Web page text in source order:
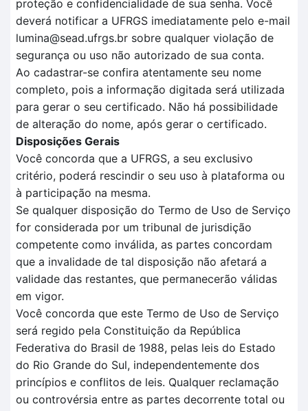
proteção e confidencialidade de sua senha. Você
deverá notificar a UFRGS imediatamente pelo e-mail
lumina@sead.ufrgs.br sobre qualquer violação de
segurança ou uso não autorizado de sua conta.
Ao cadastrar-se confira atentamente seu nome
completo, pois a informação digitada será utilizada
para gerar o seu certificado. Não há possibilidade
de alteração do nome, após gerar o certificado.
Disposições Gerais
Você concorda que a UFRGS, a seu exclusivo
critério, poderá rescindir o seu uso à plataforma ou
à participação na mesma.
Se qualquer disposição do Termo de Uso de Serviço
for considerada por um tribunal de jurisdição
competente como inválida, as partes concordam
que a invalidade de tal disposição não afetará a
validade das restantes, que permanecerão válidas
em vigor.
Você concorda que este Termo de Uso de Serviço
será regido pela Constituição da República
Federativa do Brasil de 1988, pelas leis do Estado
do Rio Grande do Sul, independentemente dos
princípios e conflitos de leis. Qualquer reclamação
ou controvérsia entre as partes decorrente total ou